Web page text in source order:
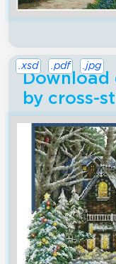
Download
by cross-
.xsd .pdf .jpg